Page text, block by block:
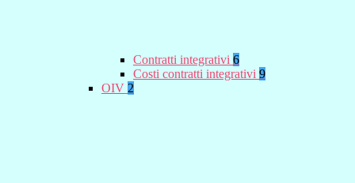
Contratti integrativi 6
Costi contratti integrativi 9
OIV 2